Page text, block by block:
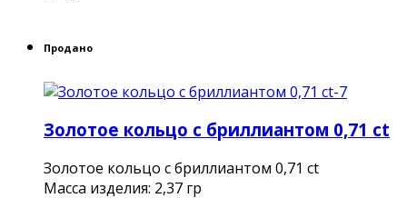
Продано
Золотое кольцо с бриллиантом 0,71 ct
Золотое кольцо с бриллиантом 0,71 ct
Mасса изделия: 2,37 гр